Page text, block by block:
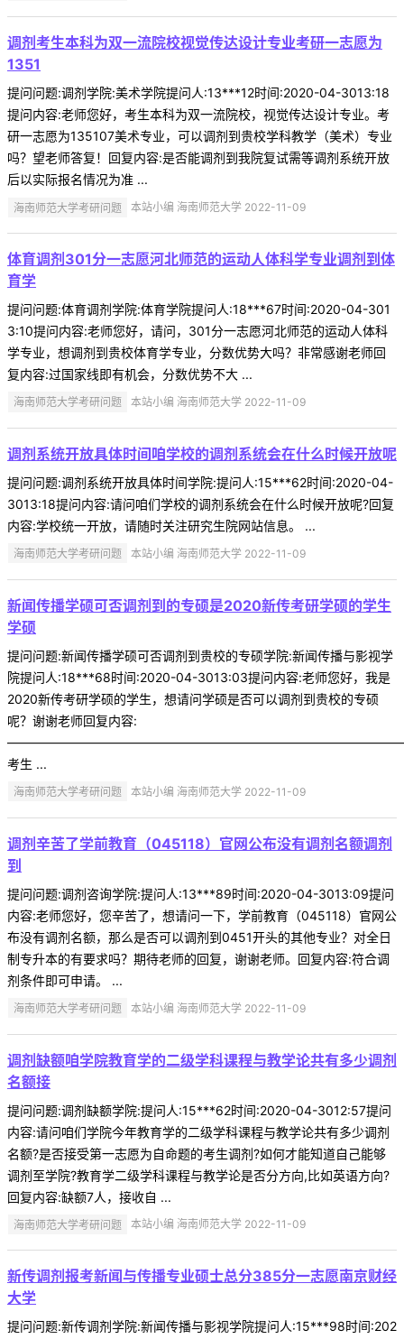
调剂考生本科为双一流院校视觉传达设计专业考研一志愿为
1351
提问问题:调剂学院:美术学院提问人:13***12时间:2020-04-3013:18
提问内容:老师您好，考生本科为双一流院校，视觉传达设计专业。考
研一志愿为135107美术专业，可以调剂到贵校学科教学（美术）专业
吗？望老师答复！回复内容:是否能调剂到我院复试需等调剂系统开放
后以实际报名情况为准 ...
海南师范大学考研问题 本站小编 海南师范大学 2022-11-09
体育调剂301分一志愿河北师范的运动人体科学专业调剂到体
育学
提问问题:体育调剂学院:体育学院提问人:18***67时间:2020-04-301
3:10提问内容:老师您好，请问，301分一志愿河北师范的运动人体科
学专业，想调剂到贵校体育学专业，分数优势大吗？非常感谢老师回
复内容:过国家线即有机会，分数优势不大 ...
海南师范大学考研问题 本站小编 海南师范大学 2022-11-09
调剂系统开放具体时间咱学校的调剂系统会在什么时候开放呢
提问问题:调剂系统开放具体时间学院:提问人:15***62时间:2020-04-
3013:18提问内容:请问咱们学校的调剂系统会在什么时候开放呢?回复
内容:学校统一开放，请随时关注研究生院网站信息。 ...
海南师范大学考研问题 本站小编 海南师范大学 2022-11-09
新闻传播学硕可否调剂到的专硕是2020新传考研学硕的学生
学硕
提问问题:新闻传播学硕可否调剂到贵校的专硕学院:新闻传播与影视学
院提问人:18***68时间:2020-04-3013:03提问内容:老师您好，我是
2020新传考研学硕的学生，想请问学硕是否可以调剂到贵校的专硕
呢？谢谢老师回复内容:
考生 ...
海南师范大学考研问题 本站小编 海南师范大学 2022-11-09
调剂辛苦了学前教育（045118）官网公布没有调剂名额调剂
到
提问问题:调剂咨询学院:提问人:13***89时间:2020-04-3013:09提问
内容:老师您好，您辛苦了，想请问一下，学前教育（045118）官网公
布没有调剂名额，那么是否可以调剂到0451开头的其他专业？对全日
制专升本的有要求吗？期待老师的回复，谢谢老师。回复内容:符合调
剂条件即可申请。 ...
海南师范大学考研问题 本站小编 海南师范大学 2022-11-09
调剂缺额咱学院教育学的二级学科课程与教学论共有多少调剂
名额接
提问问题:调剂缺额学院:提问人:15***62时间:2020-04-3012:57提问
内容:请问咱们学院今年教育学的二级学科课程与教学论共有多少调剂
名额?是否接受第一志愿为自命题的考生调剂?如何才能知道自己能够
调剂至学院?教育学二级学科课程与教学论是否分方向,比如英语方向?
回复内容:缺额7人，接收自 ...
海南师范大学考研问题 本站小编 海南师范大学 2022-11-09
新传调剂报考新闻与传播专业硕士总分385分一志愿南京财经
大学
提问问题:新传调剂学院:新闻传播与影视学院提问人:15***98时间:202